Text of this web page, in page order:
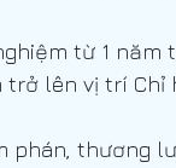
từ 1
trở lên vị trí
phán, thương